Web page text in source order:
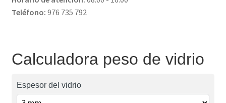
Teléfono: 976 735 792
Calculadora peso de vidrio
Espesor del vidrio